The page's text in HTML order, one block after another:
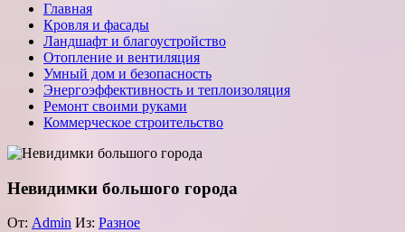
Главная
Кровля и фасады
Ландшафт и благоустройство
Отопление и вентиляция
Умный дом и безопасность
Энергоэффективность и теплоизоляция
Ремонт своими руками
Коммерческое строительство
Невидимки большого города
От: Admin Из: Разное